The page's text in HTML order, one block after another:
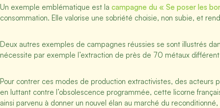
Un exemple emblématique est la campagne du « Se poser les
consommation. Elle valorise une sobriété choisie, non subie, et
Deux autres exemples de campagnes réussies se sont illustrés
nécessite par exemple l’extraction de près de 70 métaux
Pour contrer ces modes de production extractivistes, des acteurs
en luttant contre l’obsolescence programmée, cette licorne
ainsi parvenu à donner un nouvel élan au marché du